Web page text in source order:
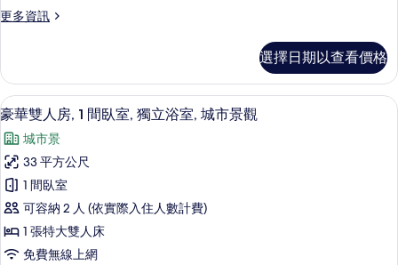
的
相
片
景
詳
情
間
室,
獨
立
浴
室,
城
市
景
觀
更多資訊
更
雙
床
房,
間
臥
室,
獨
立
浴
室,
城
選擇日期以查看價格
顯
示
豪
華
雙
人
房,
豪華雙人房, 1 間臥室, 獨立浴室, 城市
6
豪華雙人房, 1 間臥室, 獨立浴室, 城市景觀
城市景
33 平方公尺
1 間臥室
可容納 2 人 (依實際入住人數計費)
1 張特大雙人床
免費無線上網